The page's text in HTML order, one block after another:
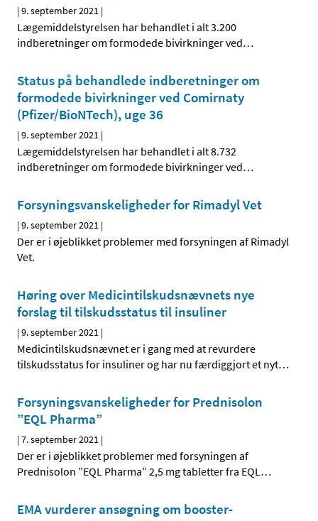
|9. september 2021 |
Lægemiddelstyrelsen har behandlet i alt 3.200
indberetninger om formodede bivirkninger ved…
Status på behandlede indberetninger om
formodede bivirkninger ved Comirnaty
(Pfizer/BioNTech), uge 36
|9. september 2021 |
Lægemiddelstyrelsen har behandlet i alt 8.732
indberetninger om formodede bivirkninger ved…
Forsyningsvanskeligheder for Rimadyl Vet
|9. september 2021 |
Der er i øjeblikket problemer med forsyningen af Rimadyl
Vet.
Høring over Medicintilskudsnævnets nye
forslag til tilskudsstatus til insuliner
|9. september 2021 |
Medicintilskudsnævnet er i gang med at revurdere
tilskudsstatus for insuliner og har nu færdiggjort et nyt…
Forsyningsvanskeligheder for Prednisolon
”EQL Pharma”
|7. september 2021 |
Der er i øjeblikket problemer med forsyningen af
Prednisolon ”EQL Pharma” 2,5 mg tabletter fra EQL…
EMA vurderer ansøgning om booster-